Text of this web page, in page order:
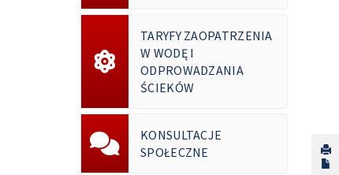
TARYFY ZAOPATRZENIA
W WODĘ I
ODPROWADZANIA
ŚCIEKÓW
KONSULTACJE
SPOŁECZNE